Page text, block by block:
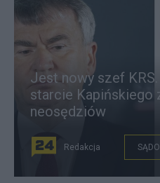
Jest nowy szef KRS.
starcie Kapińskiego
neosędziów
Redakcja